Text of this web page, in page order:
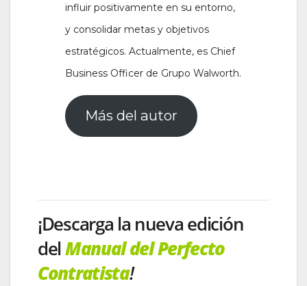
influir positivamente en su entorno,
y consolidar metas y objetivos
estratégicos. Actualmente, es Chief
Business Officer de Grupo Walworth.
Más del autor
¡Descarga la nueva edición
delManual del Perfecto
Contratista!